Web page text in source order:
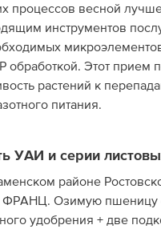
процессов весной
инструментов
обработкой. Этот
растений к
питания.
УАИ и серии
районе
Озимую пшеницу
удобрения + две